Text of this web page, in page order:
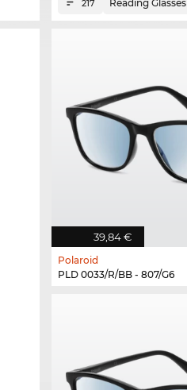
217 Reading Glasses
39,84 €
Polaroid
PLD 0033/R/BB - 807/G6